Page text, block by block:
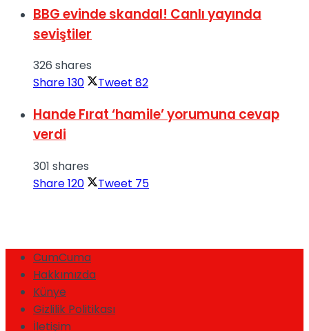
BBG evinde skandal! Canlı yayında
seviştiler
326 shares
Share130 Tweet 82
Hande Fırat ‘hamile’ yorumuna cevap
verdi
301 shares
Share120 Tweet 75
CumCuma
Hakkımızda
Künye
Gizlilik Politikası
İletişim